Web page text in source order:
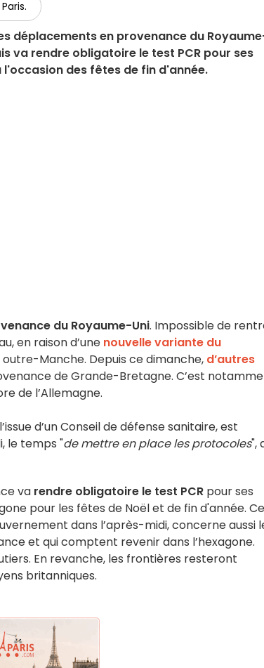
déplacements en provenance du
va rendre obligatoire le test PCR pour ses
des fêtes de fin d'année.
du Royaume-Uni. Impossible de
en raison d’une nouvelle variante du
Manche. Depuis ce dimanche, d’autres
de Grande-Bretagne. C’est
de l’Allemagne.
d’un Conseil de défense sanitaire, est
le temps "de mettre en place les protocoles",
va rendre obligatoire le test PCR pour ses
pour les fêtes de Noël et de fin d'année.
dans l’après-midi, concerne aussi
et qui comptent revenir dans l’hexagone.
En revanche, les frontières resteront
britanniques.